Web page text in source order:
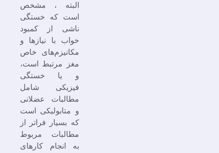
البته ، مشخص
است که خستگی
ناشی از کمبود
خواب با نیازها و
مکانیزم‌های خاص
مغز مرتبط است،
و یا خستگی
فیزیکی شامل
مطالبات عضلانی
و متابولیکی است
که بسیار فراتر از
مطالبات مربوط
به انجام کارهای